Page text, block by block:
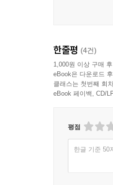
우리를 늘 세뇌
넣었다. 그러면서
- 글렌 그린왈드 (
역사를 통해 요
- 토마스 프랭크 (
한줄평 (4건)
1,000원 이상 구매
eBook은 다운로드
클래스는 첫번째 회
eBook 페이백, CD/
평점
한글 기준 50